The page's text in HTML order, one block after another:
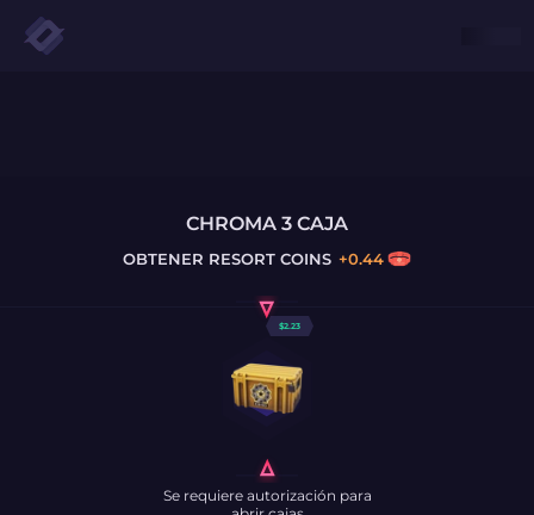
CHROMA 3 CAJA
OBTENER RESORT COINS +0.44
$2.23
Se requiere autorización para